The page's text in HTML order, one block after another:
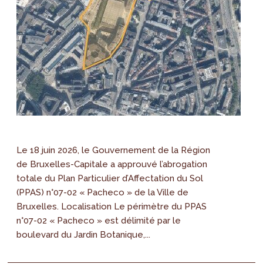
Le 18 juin 2026, le Gouvernement de la Région
de Bruxelles-Capitale a approuvé l’abrogation
totale du Plan Particulier d’Affectation du Sol
(PPAS) n°07-02 « Pacheco » de la Ville de
Bruxelles. Localisation Le périmètre du PPAS
n°07-02 « Pacheco » est délimité par le
boulevard du Jardin Botanique,...